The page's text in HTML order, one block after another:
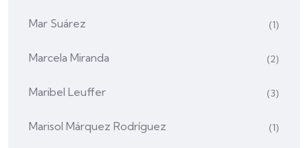
Mar Suárez (1)
Marcela Miranda (2)
Maribel Leuffer (3)
Marisol Márquez Rodríguez (1)